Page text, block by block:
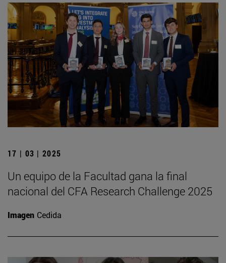
17 | 03 | 2025
Un equipo de la Facultad gana la final
nacional del CFA Research Challenge 2025
Imagen Cedida